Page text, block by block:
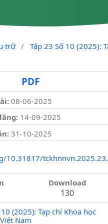
trữ / Tập 23 Số 10 (2025):
PDF
08-06-2025
14-09-2025
31-10-2025
10.31817/tckhnnvn.2025.23.
Download
130
(2025): Tạp chí Khoa học
Nam